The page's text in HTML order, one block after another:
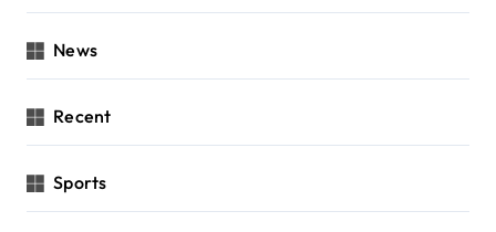
News
Recent
Sports